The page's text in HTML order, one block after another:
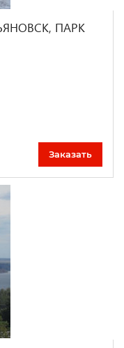
ПАРК
Заказать